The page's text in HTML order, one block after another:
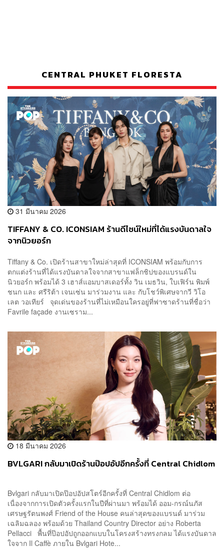
CENTRAL PHUKET FLORESTA
31 มีนาคม 2026
TIFFANY & CO. ICONSIAM ร้านดีไซน์ใหม่ที่ได้แรงบันดาลใจ
จากนิวยอร์ก
Tiffany & Co. เปิดร้านสาขาใหม่ล่าสุดที่ ICONSIAM พร้อมกับการ
ตกแต่งร้านที่ได้แรงบันดาลใจจากสาขาแฟล็กชิปของแบรนด์ใน
นิวยอร์ก พร้อมได้ 3 เฮาส์แอมบาสเดอร์ทั้ง วิน เมธวิน, ใบเฟิร์น พิมพ์
ชนก และ ศรีริต้า เจนเซ่น มาร่วมงาน และ กับโชว์พิเศษจากวี วิโอ
เลต วอเทียร์ จุดเด่นของร้านที่ไม่เหมือนใครอยู่ที่ฟาซาดร้านที่ชื่อว่า
Favrile façade งานเซราม...
18 มีนาคม 2026
BVLGARI กลับมาเปิดร้านป๊อปอัปอีกครั้งที่ Central Chidlom
Bvlgari กลับมาเปิดป๊อปอัปสโตร์อีกครั้งที่ Central Chidlom ต่อ
เนื่องจากการเปิดตัวครั้งแรกในปีที่ผ่านมา พร้อมได้ ออม-กรณ์นภัส
เศรษฐรัตนพงศ์ Friend of the House คนล่าสุดของแบรนด์ มาร่วม
เฉลิมฉลอง พร้อมด้วย Thailand Country Director อย่าง Roberta
Pellacci พื้นที่ป๊อปอัปถูกออกแบบในโครงสร้างทรงกลม ได้แรงบันดาล
ใจจาก Il Caffè ภายใน Bvlgari Hote...